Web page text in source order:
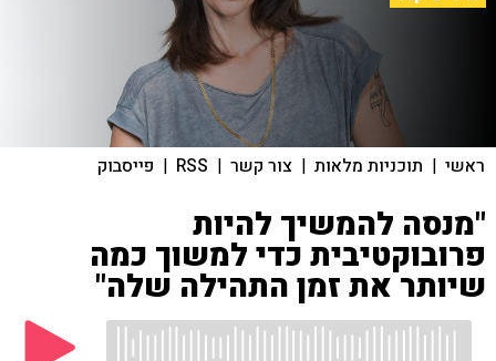
ראשי | תוכניות מלאות | צור קשר |
RSS
| פייסבוק
"מנסה להמשיך להיות
פרובוקטיבית כדי למשוך כמה
שיותר את זמן התהילה שלה"